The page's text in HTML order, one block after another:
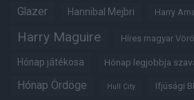
Glazer Hannibal Mejbri Harry
Harry Maguire Híres magyar
Hónap játékosa Hónap legjobbja
Hónap Ördöge Hull City Ifjúsági